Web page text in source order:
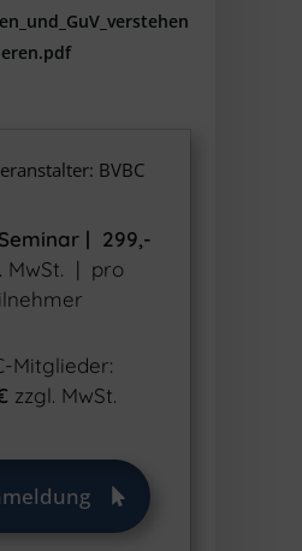
BVBC
| 299,-
MwSt. | pro
Mitglieder:
zzgl. MwSt.